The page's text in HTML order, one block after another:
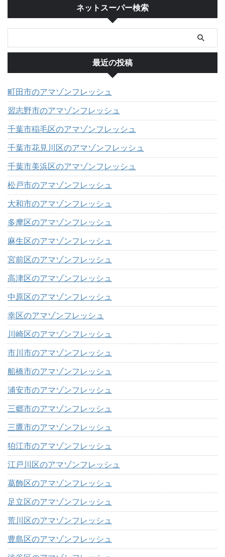
ネットスーパー検索
最近の投稿
町田市のアマゾンフレッシュ
習志野市のアマゾンフレッシュ
千葉市稲毛区のアマゾンフレッシュ
千葉市花見川区のアマゾンフレッシュ
千葉市美浜区のアマゾンフレッシュ
松戸市のアマゾンフレッシュ
大和市のアマゾンフレッシュ
多摩区のアマゾンフレッシュ
麻生区のアマゾンフレッシュ
宮前区のアマゾンフレッシュ
高津区のアマゾンフレッシュ
中原区のアマゾンフレッシュ
幸区のアマゾンフレッシュ
川崎区のアマゾンフレッシュ
市川市のアマゾンフレッシュ
船橋市のアマゾンフレッシュ
浦安市のアマゾンフレッシュ
三郷市のアマゾンフレッシュ
三鷹市のアマゾンフレッシュ
狛江市のアマゾンフレッシュ
江戸川区のアマゾンフレッシュ
葛飾区のアマゾンフレッシュ
足立区のアマゾンフレッシュ
荒川区のアマゾンフレッシュ
豊島区のアマゾンフレッシュ